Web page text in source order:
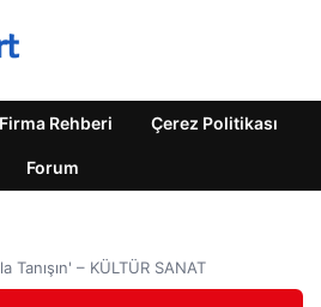
Firma Rehberi Çerez Politikası
Forum
Tanışın' – KÜLTÜR SANAT